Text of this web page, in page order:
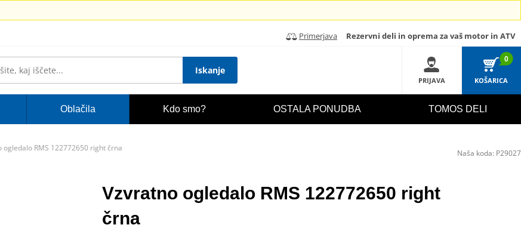
Primerjava Rezervni deli in oprema za vaš motor in ATV
Iskanje
PRIJAVA
0
KOŠARICA
Oblačila Kdo smo? OSTALA PONUDBA TOMOS DELI
ogledalo RMS 122772650 right črna
Vzvratno ogledalo RMS 122772650 right
črna
Naša koda: P29027